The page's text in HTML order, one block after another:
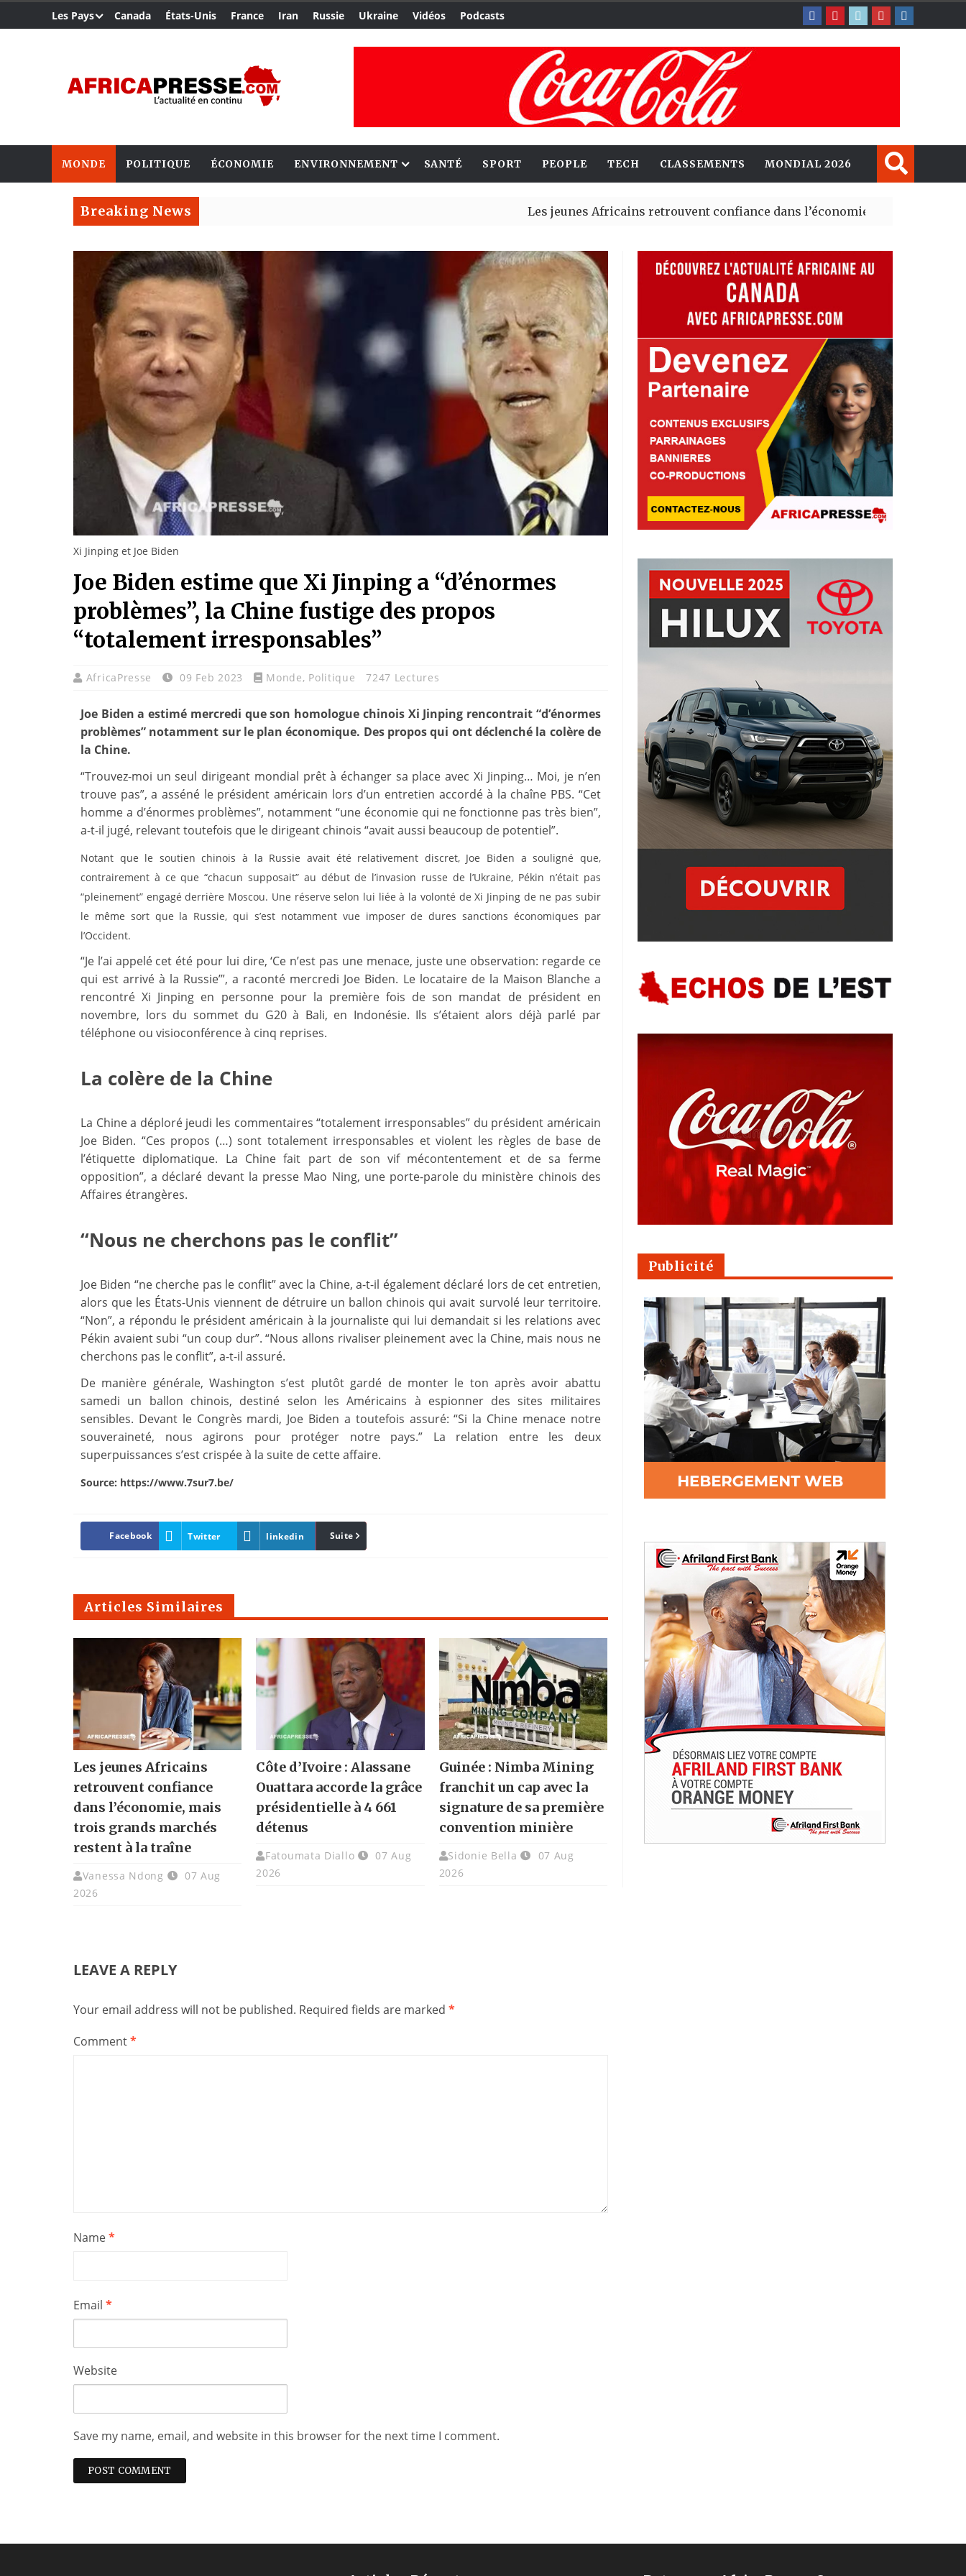
Les Pays Canada États-Unis France Iran Russie Ukraine Vidéos Podcasts
MONDE POLITIQUE ÉCONOMIE ENVIRONNEMENT SANTÉ SPORT PEOPLE TECH CLASSEMENTS MONDIAL 2026
Breaking News Les jeunes Africains retrouvent confiance dans l’économie, mais trois grands
Xi Jinping et Joe Biden
Joe Biden estime que Xi Jinping a “d’énormes
problèmes”, la Chine fustige des propos
“totalement irresponsables”
AfricaPresse 09 Feb 2023 Monde, Politique 7247 Lectures
Joe Biden a estimé mercredi que son homologue chinois Xi Jinping rencontrait “d’énormes
problèmes” notamment sur le plan économique. Des propos qui ont déclenché la colère de
la Chine.
“Trouvez-moi un seul dirigeant mondial prêt à échanger sa place avec Xi Jinping… Moi, je n’en
trouve pas”, a asséné le président américain lors d’un entretien accordé à la chaîne PBS. “Cet
homme a d’énormes problèmes”, notamment “une économie qui ne fonctionne pas très bien”,
a-t-il jugé, relevant toutefois que le dirigeant chinois “avait aussi beaucoup de potentiel”.
Notant que le soutien chinois à la Russie avait été relativement discret, Joe Biden a souligné que,
contrairement à ce que “chacun supposait” au début de l’invasion russe de l’Ukraine, Pékin n’était pas
“pleinement” engagé derrière Moscou. Une réserve selon lui liée à la volonté de Xi Jinping de ne pas subir
le même sort que la Russie, qui s’est notamment vue imposer de dures sanctions économiques par
l’Occident.
“Je l’ai appelé cet été pour lui dire, ‘Ce n’est pas une menace, juste une observation: regarde ce
qui est arrivé à la Russie’”, a raconté mercredi Joe Biden. Le locataire de la Maison Blanche a
rencontré Xi Jinping en personne pour la première fois de son mandat de président en
novembre, lors du sommet du G20 à Bali, en Indonésie. Ils s’étaient alors déjà parlé par
téléphone ou visioconférence à cinq reprises.
La colère de la Chine
La Chine a déploré jeudi les commentaires “totalement irresponsables” du président américain
Joe Biden. “Ces propos (…) sont totalement irresponsables et violent les règles de base de
l’étiquette diplomatique. La Chine fait part de son vif mécontentement et de sa ferme
opposition”, a déclaré devant la presse Mao Ning, une porte-parole du ministère chinois des
Affaires étrangères.
“Nous ne cherchons pas le conflit”
Joe Biden “ne cherche pas le conflit” avec la Chine, a-t-il également déclaré lors de cet entretien,
alors que les États-Unis viennent de détruire un ballon chinois qui avait survolé leur territoire.
“Non”, a répondu le président américain à la journaliste qui lui demandait si les relations avec
Pékin avaient subi “un coup dur”. “Nous allons rivaliser pleinement avec la Chine, mais nous ne
cherchons pas le conflit”, a-t-il assuré.
De manière générale, Washington s’est plutôt gardé de monter le ton après avoir abattu
samedi un ballon chinois, destiné selon les Américains à espionner des sites militaires
sensibles. Devant le Congrès mardi, Joe Biden a toutefois assuré: “Si la Chine menace notre
souveraineté, nous agirons pour protéger notre pays.” La relation entre les deux
superpuissances s’est crispée à la suite de cette affaire.
Source: https://www.7sur7.be/
Facebook Twitter linkedin Pinterest
Suite
Articles Similaires
Les jeunes Africains
retrouvent confiance
dans l’économie, mais
trois grands marchés
restent à la traîne
Vanessa Ndong
07 Aug
2026
Côte d’Ivoire : Alassane
Ouattara accorde la grâce
présidentielle à 4 661
détenus
Fatoumata Diallo
07 Aug
2026
Guinée : Nimba Mining
franchit un cap avec la
signature de sa première
convention minière
Sidonie Bella
07 Aug
2026
LEAVE A REPLY
Your email address will not be published. Required fields are marked *
Comment*
Name*
Email *
Website
Save my name, email, and website in this browser for the next time I comment.
Publicité